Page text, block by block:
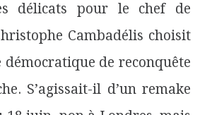
délicats pour le chef de
Cambadélis choisit
démocratique de reconquête
S’agissait-il d’un remake